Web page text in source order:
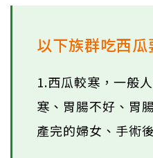
以下族群吃西瓜
1.西瓜較寒，一般
寒、胃腸不好、胃
產完的婦女、手術